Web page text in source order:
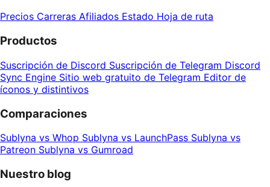
Precios Carreras Afiliados Estado Hoja de ruta
Productos
Suscripción de Discord Suscripción de Telegram Discord
Sync Engine Sitio web gratuito de Telegram Editor de
íconos y distintivos
Comparaciones
Sublyna vs Whop Sublyna vs LaunchPass Sublyna vs
Patreon Sublyna vs Gumroad
Nuestro blog